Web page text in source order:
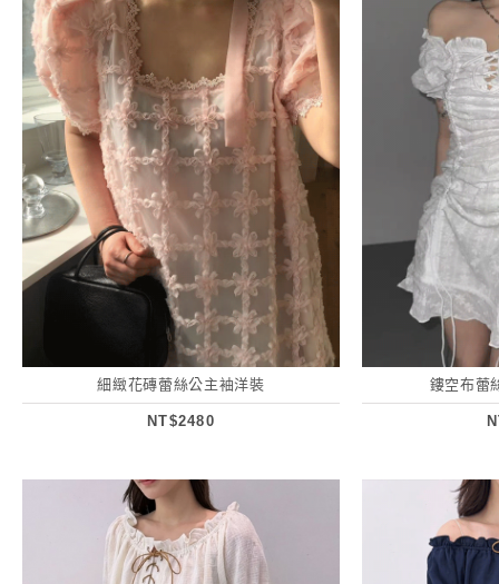
細緻花磚蕾絲公主袖洋裝
NT$2480
鏤空布蕾